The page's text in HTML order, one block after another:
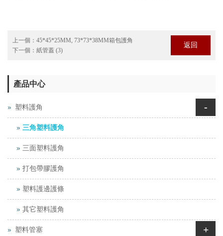
上一個： 45*45*25MM, 73*73*38MM箱包護角
下一個： 紙管蓋 (3)
返回
產品中心
塑料護角 -
三角塑料護角
三面塑料護角
打包帶膠護角
塑料護邊護條
其它塑料護角
塑料管塞 +